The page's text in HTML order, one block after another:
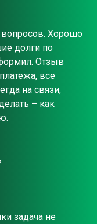
Хорошо
долги по
Отзыв
все
на связи,
– как
задача не